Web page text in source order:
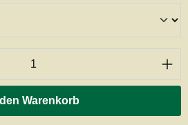
den gewünschten
den Warenkorb